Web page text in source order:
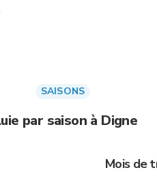
SAISONS
par saison à Digne
Mois de